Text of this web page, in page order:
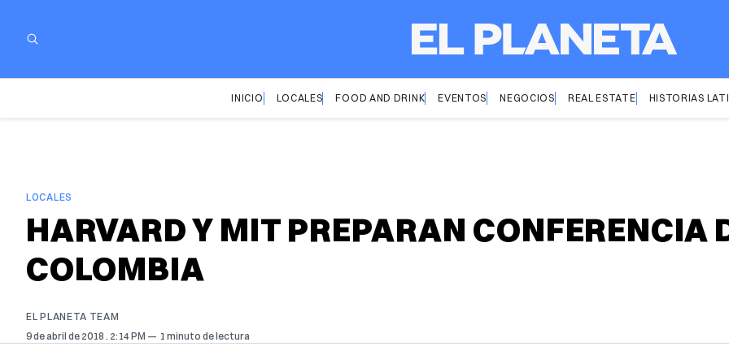
INICIO LOCALES FOOD AND DRINK EVENTOS NEGOCIOS REAL ESTATE HISTORIAS
LOCALES
HARVARD Y MIT PREPARAN CONFERENCIA
COLOMBIA
EL PLANETA TEAM
9 de abril de 2018 . 2:14 PM 1 minuto de lectura